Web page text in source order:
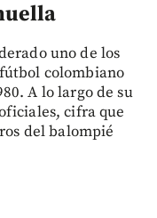
uno de los
colombiano
A lo largo de su
cifra que
del balompié